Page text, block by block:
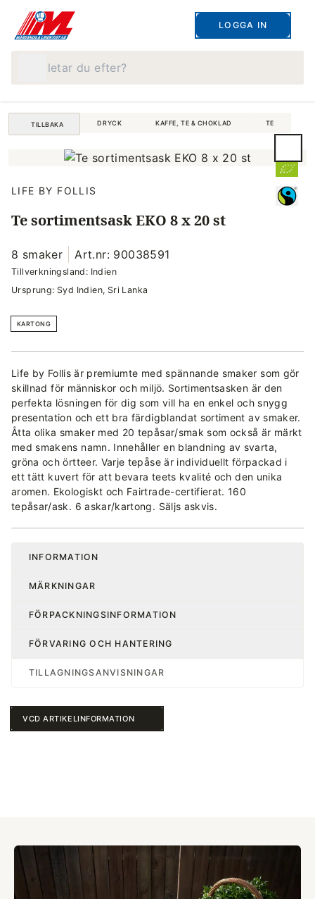
LOGGA IN
TILLBAKA DRYCK KAFFE, TE & CHOKLAD TE
LIFE BY FOLLIS
Te sortimentsask EKO 8 x 20 st
8 smaker Art.nr: 90038591
Tillverkningsland: Indien
Ursprung: Syd Indien, Sri Lanka
KARTONG
Life by Follis är premiumte med spännande smaker som gör
skillnad för människor och miljö. Sortimentsasken är den
perfekta lösningen för dig som vill ha en enkel och snygg
presentation och ett bra färdigblandat sortiment av smaker.
Åtta olika smaker med 20 tepåsar/smak som också är märkt
med smakens namn. Innehåller en blandning av svarta,
gröna och örtteer. Varje tepåse är individuellt förpackad i
ett tätt kuvert för att bevara teets kvalité och den unika
aromen. Ekologiskt och Fairtrade-certifierat. 160
tepåsar/ask. 6 askar/kartong. Säljs askvis.
INFORMATION
MÄRKNINGAR
FÖRPACKNINGSINFORMATION
FÖRVARING OCH HANTERING
TILLAGNINGSANVISNINGAR
VCD ARTIKELINFORMATION